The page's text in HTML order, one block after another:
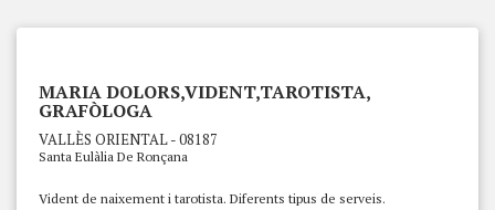
MARIA DOLORS,VIDENT,TAROTISTA,
GRAFÒLOGA
VALLÈS ORIENTAL - 08187
Santa Eulàlia De Ronçana
Vident de naixement i tarotista. Diferents tipus de serveis.